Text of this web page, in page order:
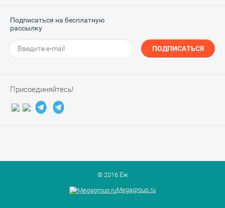
Подписаться на бесплатную
рассылку
ПОДПИСАТЬСЯ
Присоединяйтесь!
© 2016 Ёж
Megagroup.ru